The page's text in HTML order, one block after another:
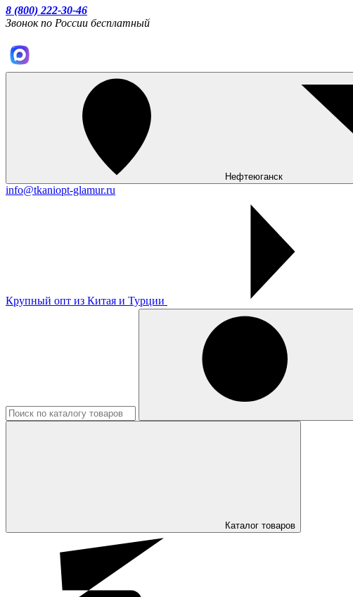
8 (800) 222-30-46
Звонок по России бесплатный
Нефтеюганск
info@tkaniopt-glamur.ru
Крупный опт из Китая и Турции
Каталог товаров